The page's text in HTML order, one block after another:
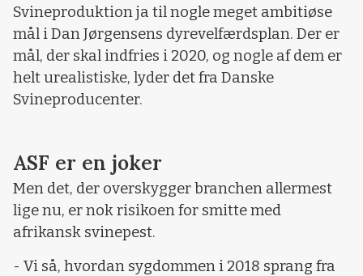
Svineproduktion ja til nogle meget ambitiøse
mål i Dan Jørgensens dyrevelfærdsplan. Der er
mål, der skal indfries i 2020, og nogle af dem er
helt urealistiske, lyder det fra Danske
Svineproducenter.
ASF er en joker
Men det, der overskygger branchen allermest
lige nu, er nok risikoen for smitte med
afrikansk svinepest.
- Vi så, hvordan sygdommen i 2018 sprang fra